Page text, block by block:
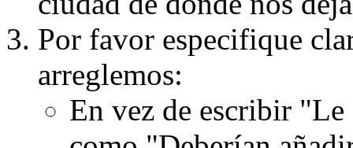
Por favor especifique
arreglemos:
En vez de escribir